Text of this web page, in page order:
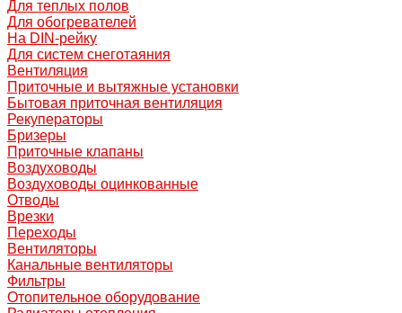
Для теплых полов
Для обогревателей
На DIN-рейку
Для систем снеготаяния
Вентиляция
Приточные и вытяжные установки
Бытовая приточная вентиляция
Рекуператоры
Бризеры
Приточные клапаны
Воздуховоды
Воздуховоды оцинкованные
Отводы
Врезки
Переходы
Вентиляторы
Канальные вентиляторы
Фильтры
Отопительное оборудование